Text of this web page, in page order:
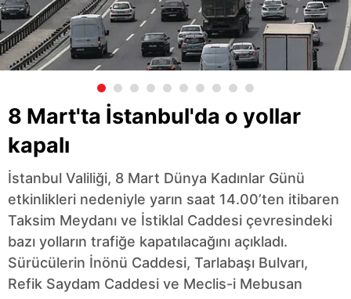
8 Mart'ta İstanbul'da o yollar
kapalı
İstanbul Valiliği, 8 Mart Dünya Kadınlar Günü
etkinlikleri nedeniyle yarın saat 14.00’ten itibaren
Taksim Meydanı ve İstiklal Caddesi çevresindeki
bazı yolların trafiğe kapatılacağını açıkladı.
Sürücülerin İnönü Caddesi, Tarlabaşı Bulvarı,
Refik Saydam Caddesi ve Meclis-i Mebusan